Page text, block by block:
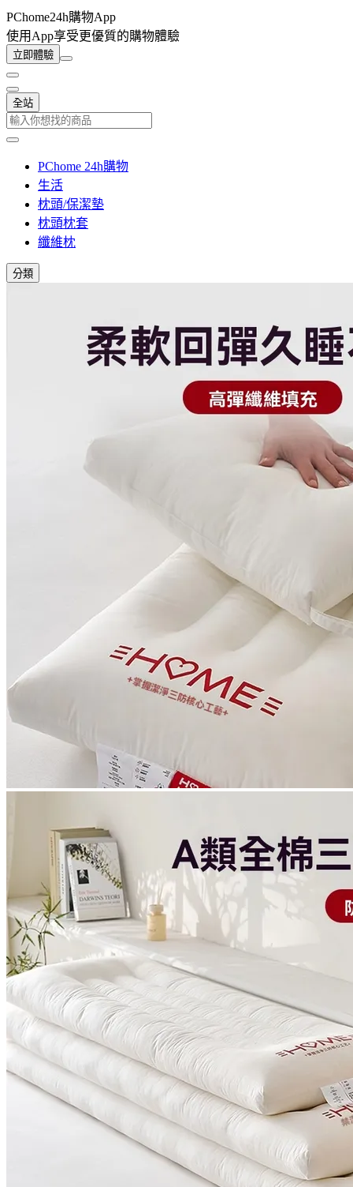
PChome24h購物App
使用App享受更優質的購物體驗
立即體驗
全站
PChome 24h購物
生活
枕頭/保潔墊
枕頭枕套
纖維枕
分類